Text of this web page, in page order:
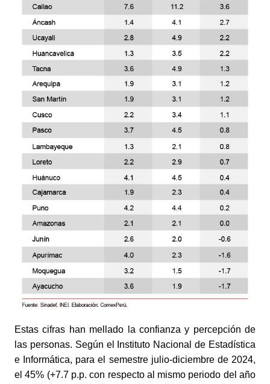
Estas cifras han mellado la confianza y percepción de
las personas. Según el Instituto Nacional de Estadística
e Informática, para el semestre julio-diciembre de 2024,
el 45% (+7.7 p.p. con respecto al mismo periodo del año